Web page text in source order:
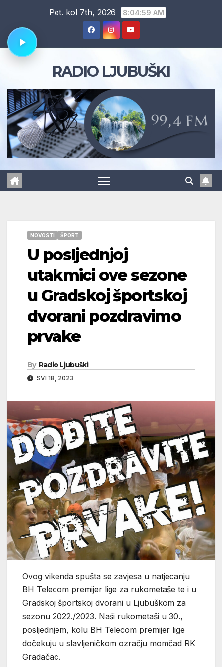
content
Pet. kol 7th, 2026 8:05:00 AM
RADIO LJUBUŠKI
NOVOSTI ŠPORT
U posljednjoj
utakmici ove sezone
u Gradskoj športskoj
dvorani pozdravimo
prvake
By Radio Ljubuški
SVI 18, 2023
Ovog vikenda spušta se zavjesa u natjecanju
BH Telecom premijer lige za rukometaše te i u
Gradskoj športskoj dvorani u Ljubuškom za
sezonu 2022./2023. Naši rukometaši u 30.,
posljednjem, kolu BH Telecom premijer lige
dočekuju u slavljeničkom ozračju momčad RK
Gradačac.